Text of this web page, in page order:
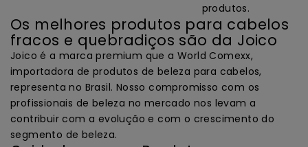
produtos.
Os melhores produtos para cabelos
fracos e quebradiços são da Joico
Joico é a marca premium que a World Comexx,
importadora de produtos de beleza para cabelos,
representa no Brasil. Nosso compromisso com os
profissionais de beleza no mercado nos levam a
contribuir com a evolução e com o crescimento do
segmento de beleza.